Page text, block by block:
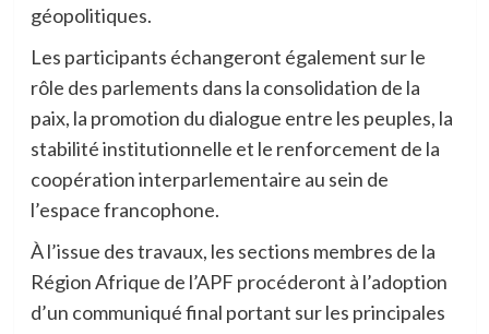
géopolitiques.
Les participants échangeront également sur le
rôle des parlements dans la consolidation de la
paix, la promotion du dialogue entre les peuples, la
stabilité institutionnelle et le renforcement de la
coopération interparlementaire au sein de
l’espace francophone.
À l’issue des travaux, les sections membres de la
Région Afrique de l’APF procéderont à l’adoption
d’un communiqué final portant sur les principales